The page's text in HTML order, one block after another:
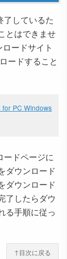
了しているた
とはできませ
ードサイト
ードすること
for PC Windows
ードページに
ダウンロード
ダウンロード
了したらダウ
る手順に従っ
↑目次に戻る